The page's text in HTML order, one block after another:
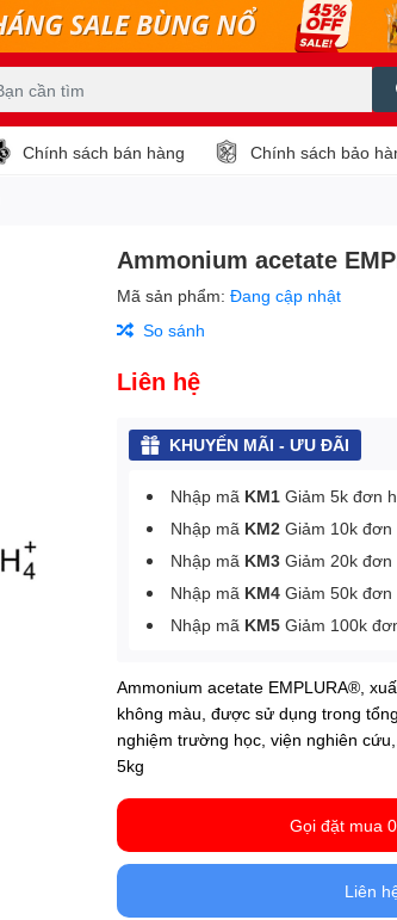
Chính sách bán hàng Chính sách bảo
Ammonium acetate
Mã sản phẩm:Đang cập nhật
So sánh
Liên hệ
KHUYẾN MÃI - ƯU ĐÃI
Nhập mã KM1 Giảm 5k đơn
Nhập mã KM2 Giảm 10k
Nhập mã KM3 Giảm 20k
Nhập mã KM4 Giảm 50k
Nhập mã KM5 Giảm 100k
Ammonium acetate EMPLURA®,
không màu , được sử dụng trong
nghiệm trường học, viện nghiên
5kg
Gọi đặt mua
Liên